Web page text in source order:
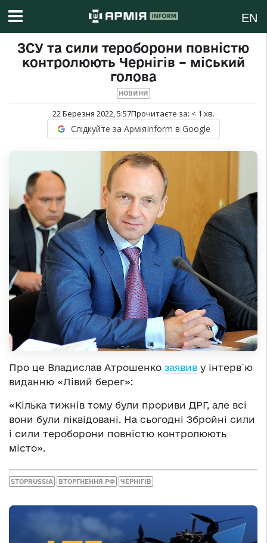
EN
ЗСУ та сили тероборони повністю
контролюють Чернігів – міський
голова
НОВИНИ
22 Березня 2022, 5:57Прочитаєте за: < 1 хв.
Слідкуйте за АрміяInform в Google
Про це Владислав Атрошенко заявив у інтерв`ю
виданню «Лівий берег»:
«Кілька тижнів тому були прориви ДРГ, але всі
вони були ліквідовані. На сьогодні Збройні сили
і сили тероборони повністю контролюють
місто».
STOPRUSSIA ВТОРГНЕННЯ РФ ЧЕРНІГІВ